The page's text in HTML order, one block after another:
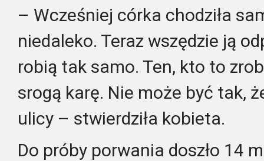
– Wcześniej córka chodziła
niedaleko. Teraz wszędzie ją
robią tak samo. Ten, kto to
srogą karę. Nie może być tak,
ulicy – stwierdziła kobieta.
Do próby porwania doszło 14